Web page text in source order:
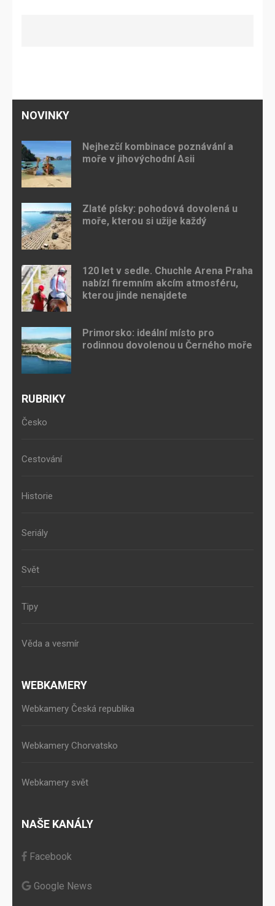
NOVINKY
Nejhezčí kombinace poznávání a
moře v jihovýchodní Asii
Zlaté písky: pohodová dovolená u
moře, kterou si užije každý
120 let v sedle. Chuchle Arena Praha
nabízí firemním akcím atmosféru,
kterou jinde nenajdete
Primorsko: ideální místo pro
rodinnou dovolenou u Černého moře
RUBRIKY
Česko
Cestování
Historie
Seriály
Svět
Tipy
Věda a vesmír
WEBKAMERY
Webkamery Česká republika
Webkamery Chorvatsko
Webkamery svět
NAŠE KANÁLY
Facebook
Google News